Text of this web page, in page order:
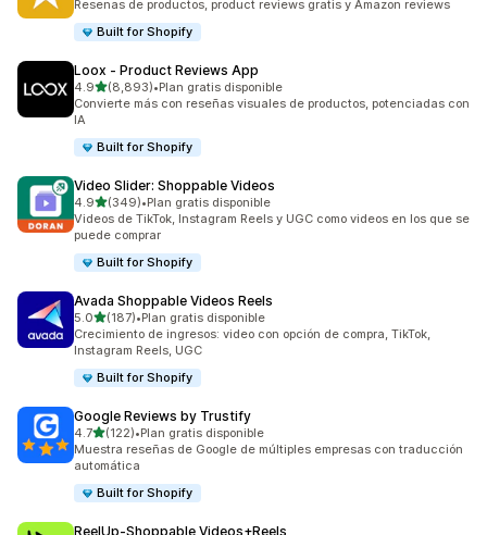
Resenas de productos, product reviews gratis y Amazon reviews
Built for Shopify
Loox ‑ Product Reviews App
4.9de 5 estrellas
(8,893)
8893 reseñas en total
•Plan gratis disponible
Convierte más con reseñas visuales de productos, potenciadas con
IA
Built for Shopify
Video Slider: Shoppable Videos
4.9de 5 estrellas
(349)
349 reseñas en total
•Plan gratis disponible
Videos de TikTok, Instagram Reels y UGC como videos en los que se
puede comprar
Built for Shopify
Avada Shoppable Videos Reels
5.0de 5 estrellas
(187)
187 reseñas en total
•Plan gratis disponible
Crecimiento de ingresos: video con opción de compra, TikTok,
Instagram Reels, UGC
Built for Shopify
Google Reviews by Trustify
4.7de 5 estrellas
(122)
122 reseñas en total
•Plan gratis disponible
Muestra reseñas de Google de múltiples empresas con traducción
automática
Built for Shopify
ReelUp‑Shoppable Videos+Reels